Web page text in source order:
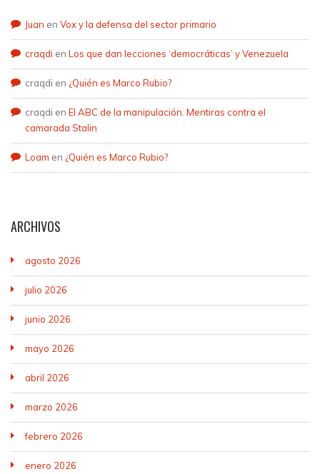
Juan en Vox y la defensa del sector primario
craqdi en Los que dan lecciones ‘democráticas’ y Venezuela
craqdi en ¿Quién es Marco Rubio?
craqdi en El ABC de la manipulación. Mentiras contra el
camarada Stalin
Loam en ¿Quién es Marco Rubio?
ARCHIVOS
agosto 2026
julio 2026
junio 2026
mayo 2026
abril 2026
marzo 2026
febrero 2026
enero 2026